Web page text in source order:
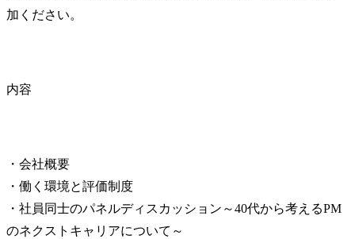
加ください。
内容
・会社概要
・働く環境と評価制度
・社員同士のパネルディスカッション～40代から考えるPM
のネクストキャリアについて～